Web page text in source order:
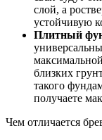
слой, а
устойчивую
Плитный
близких
такого
получаете
Чем отличается